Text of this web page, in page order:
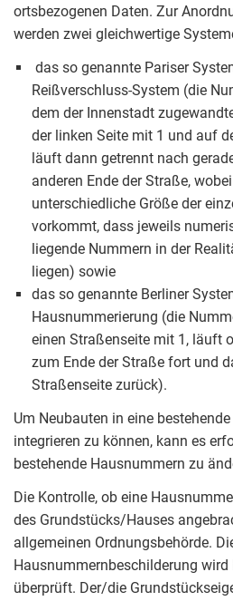
ortsbezogenen Daten. Zur
werden zwei gleichwertige
das so genannte Pariser
Reißverschluss-System (die
dem der Innenstadt
der linken Seite mit 1 und auf
läuft dann getrennt nach
anderen Ende der Straße,
unterschiedliche Größe der
vorkommt, dass jeweils
liegende Nummern in der
liegen) sowie
das so genannte Berliner
Hausnummerierung (die
einen Straßenseite mit 1, läuft
zum Ende der Straße fort und
Straßenseite zurück).
Um Neubauten in eine
integrieren zu können, kann es
bestehende Hausnummern zu
Die Kontrolle, ob eine
des Grundstücks/Hauses
allgemeinen Ordnungsbehörde.
Hausnummernbeschilderung
überprüft. Der/die